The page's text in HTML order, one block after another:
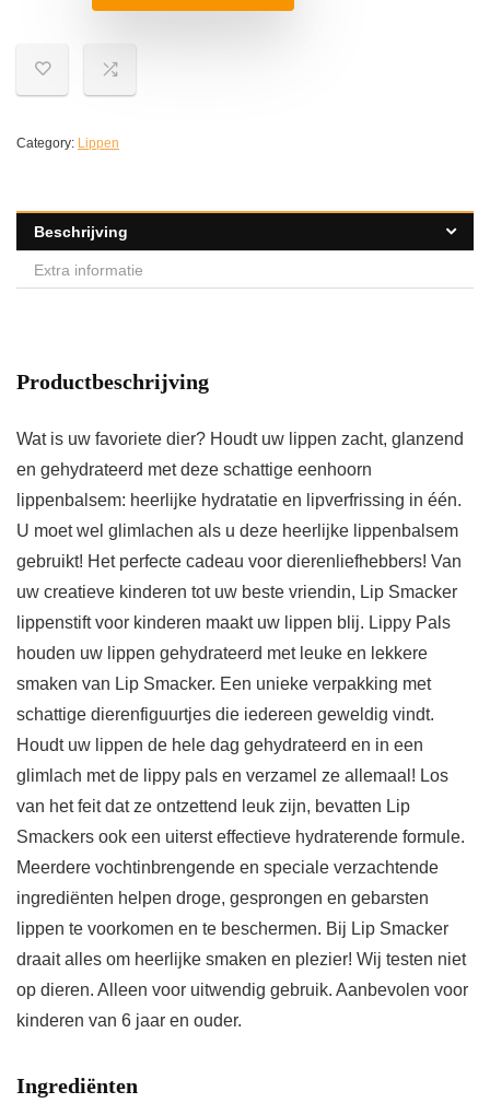
Category: Lippen
Beschrijving
Extra informatie
Productbeschrijving
Wat is uw favoriete dier? Houdt uw lippen zacht, glanzend
en gehydrateerd met deze schattige eenhoorn
lippenbalsem: heerlijke hydratatie en lipverfrissing in één.
U moet wel glimlachen als u deze heerlijke lippenbalsem
gebruikt! Het perfecte cadeau voor dierenliefhebbers! Van
uw creatieve kinderen tot uw beste vriendin, Lip Smacker
lippenstift voor kinderen maakt uw lippen blij. Lippy Pals
houden uw lippen gehydrateerd met leuke en lekkere
smaken van Lip Smacker. Een unieke verpakking met
schattige dierenfiguurtjes die iedereen geweldig vindt.
Houdt uw lippen de hele dag gehydrateerd en in een
glimlach met de lippy pals en verzamel ze allemaal! Los
van het feit dat ze ontzettend leuk zijn, bevatten Lip
Smackers ook een uiterst effectieve hydraterende formule.
Meerdere vochtinbrengende en speciale verzachtende
ingrediënten helpen droge, gesprongen en gebarsten
lippen te voorkomen en te beschermen. Bij Lip Smacker
draait alles om heerlijke smaken en plezier! Wij testen niet
op dieren. Alleen voor uitwendig gebruik. Aanbevolen voor
kinderen van 6 jaar en ouder.
Ingrediënten